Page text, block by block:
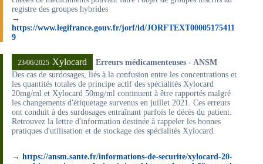
registre des groupes hybrides
→
https://www.legifrance.gouv.fr/jorf/id/JORFTEXT00005175411
9
23/06/2025 Xylocard
Erreurs médicamenteuses - ANSM
Des cas de surdosages, liés à la confusion entre les concentrations et
les quantités totales de principe actif des spécialités Xylocard
20mg/ml et Xylocard 50mg/ml continuent à être rapportés malgré
les changements d'étiquetage survenus en juillet 2021. Ces erreurs
ont conduit à des surdosages entraînant parfois le décès du patient.
Retrouvez la lettre d'information destinée à rappeler les bonnes
pratiques d'utilisation et de stockage des spécialités Xylocard.
→ https://ansm.sante.fr/informations-de-securite/xylocard-20-